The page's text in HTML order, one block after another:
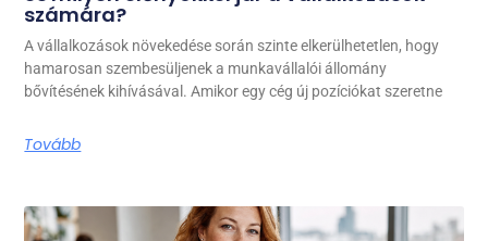
számára?
A vállalkozások növekedése során szinte elkerülhetetlen, hogy
hamarosan szembesüljenek a munkavállalói állomány
bővítésének kihívásával. Amikor egy cég új pozíciókat szeretne
Tovább